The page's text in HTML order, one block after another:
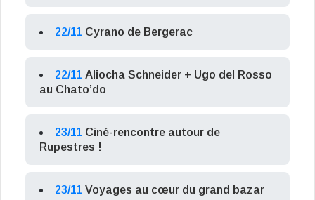
22/11 Cyrano de Bergerac
22/11 Aliocha Schneider + Ugo del Rosso
au Chato’do
23/11 Ciné-rencontre autour de
Rupestres !
23/11 Voyages au cœur du grand bazar